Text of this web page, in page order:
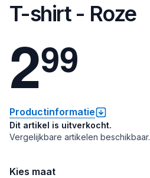
T-shirt - Roze
299
Productinformatie
Dit artikel is uitverkocht.
Vergelijkbare artikelen beschikbaar.
Kies maat